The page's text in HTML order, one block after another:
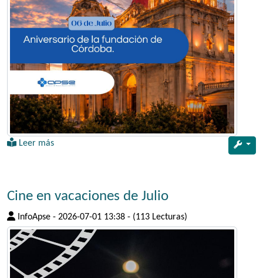
Leer más
Cine en vacaciones de Julio
InfoApse - 2026-07-01 13:38 - (113 Lecturas)